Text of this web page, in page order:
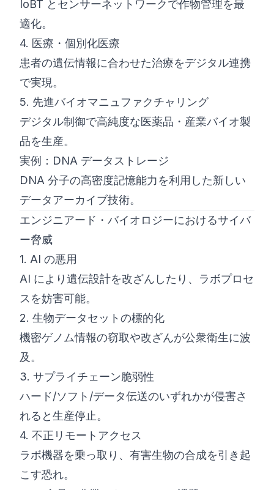
IoBT とセンサーネットワークで作物管理を最
適化。
4. 医療・個別化医療
患者の遺伝情報に合わせた治療をデジタル連携
で実現。
5. 先進バイオマニュファクチャリング
デジタル制御で高純度な医薬品・産業バイオ製
品を生産。
実例：DNA データストレージ
DNA 分子の高密度記憶能力を利用した新しい
データアーカイブ技術。
エンジニアード・バイオロジーにおけるサイバ
ー脅威
1. AI の悪用
AI により遺伝設計を改ざんしたり、ラボプロセ
スを妨害可能。
2. 生物データセットの標的化
機密ゲノム情報の窃取や改ざんが公衆衛生に波
及。
3. サプライチェーン脆弱性
ハード/ソフト/データ伝送のいずれかが侵害さ
れると生産停止。
4. 不正リモートアクセス
ラボ機器を乗っ取り、有害生物の合成を引き起
こす恐れ。